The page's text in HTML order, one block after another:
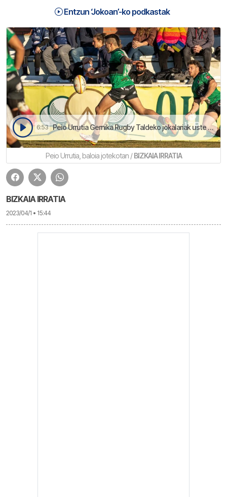
Entzun ‘Jokoan’-ko podkastak
6:53 Peio Urrutia Gernika Rugby Taldeko jokalariak uste dau taldea ondo dagoela eta disfrutetea dala bidea irabazteko | Jokoan
Peio Urrutia, baloia jotekotan /BIZKAIA IRRATIA
BIZKAIA IRRATIA
2023/04/1 • 15:44